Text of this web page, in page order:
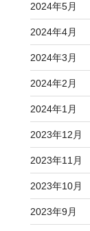
2024年5月
2024年4月
2024年3月
2024年2月
2024年1月
2023年12月
2023年11月
2023年10月
2023年9月